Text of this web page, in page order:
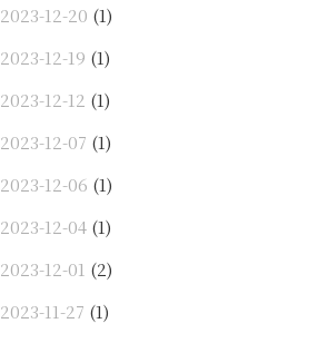
2023-12-20 (1)
2023-12-19 (1)
2023-12-12 (1)
2023-12-07 (1)
2023-12-06 (1)
2023-12-04 (1)
2023-12-01 (2)
2023-11-27 (1)